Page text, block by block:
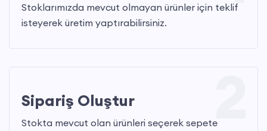
Stoklarımızda mevcut olmayan ürünler için teklif
isteyerek üretim yaptırabilirsiniz.
Sipariş Oluştur
Stokta mevcut olan ürünleri seçerek sepete